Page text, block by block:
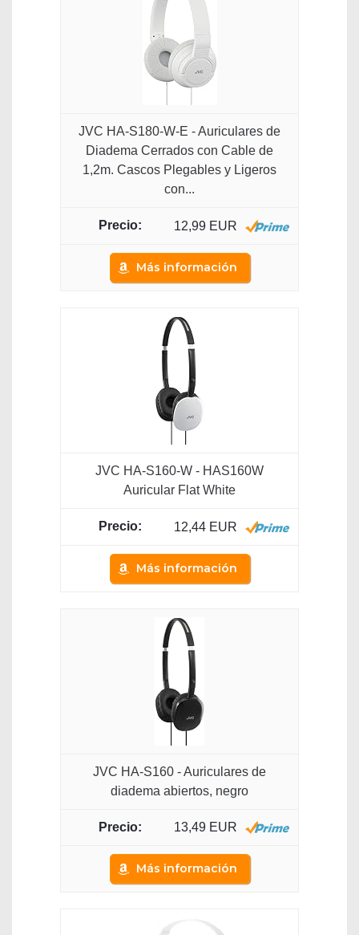
JVC HA-S180-W-E - Auriculares de
Diadema Cerrados con Cable de
1,2m. Cascos Plegables y Ligeros
con...
12,99 EUR
Más información
JVC HA-S160-W - HAS160W
Auricular Flat White
12,44 EUR
Más información
JVC HA-S160 - Auriculares de
diadema abiertos, negro
13,49 EUR
Más información